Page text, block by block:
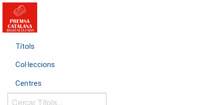
Títols
Col·leccions
Centres
Cercar